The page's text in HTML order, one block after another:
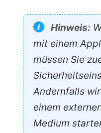
Hinweis:
mit einem
müssen Sie
Andernfalls
einem
Medium